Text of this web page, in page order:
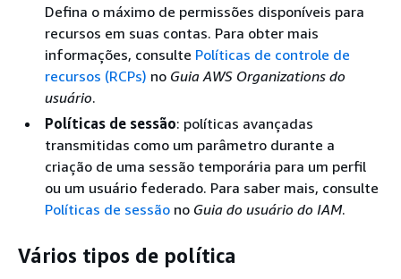
Defina o máximo de permissões disponíveis para
recursos em suas contas. Para obter mais
informações, consulte Políticas de controle de
recursos (RCPs) no Guia AWS Organizations do
usuário.
Políticas de sessão: políticas avançadas
transmitidas como um parâmetro durante a
criação de uma sessão temporária para um perfil
ou um usuário federado. Para saber mais, consulte
Políticas de sessão no Guia do usuário do IAM.
Vários tipos de política